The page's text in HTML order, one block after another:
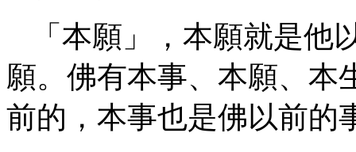
「本願」，本願就是
願。佛有本事、本願、本
前的，本事也是佛以前的